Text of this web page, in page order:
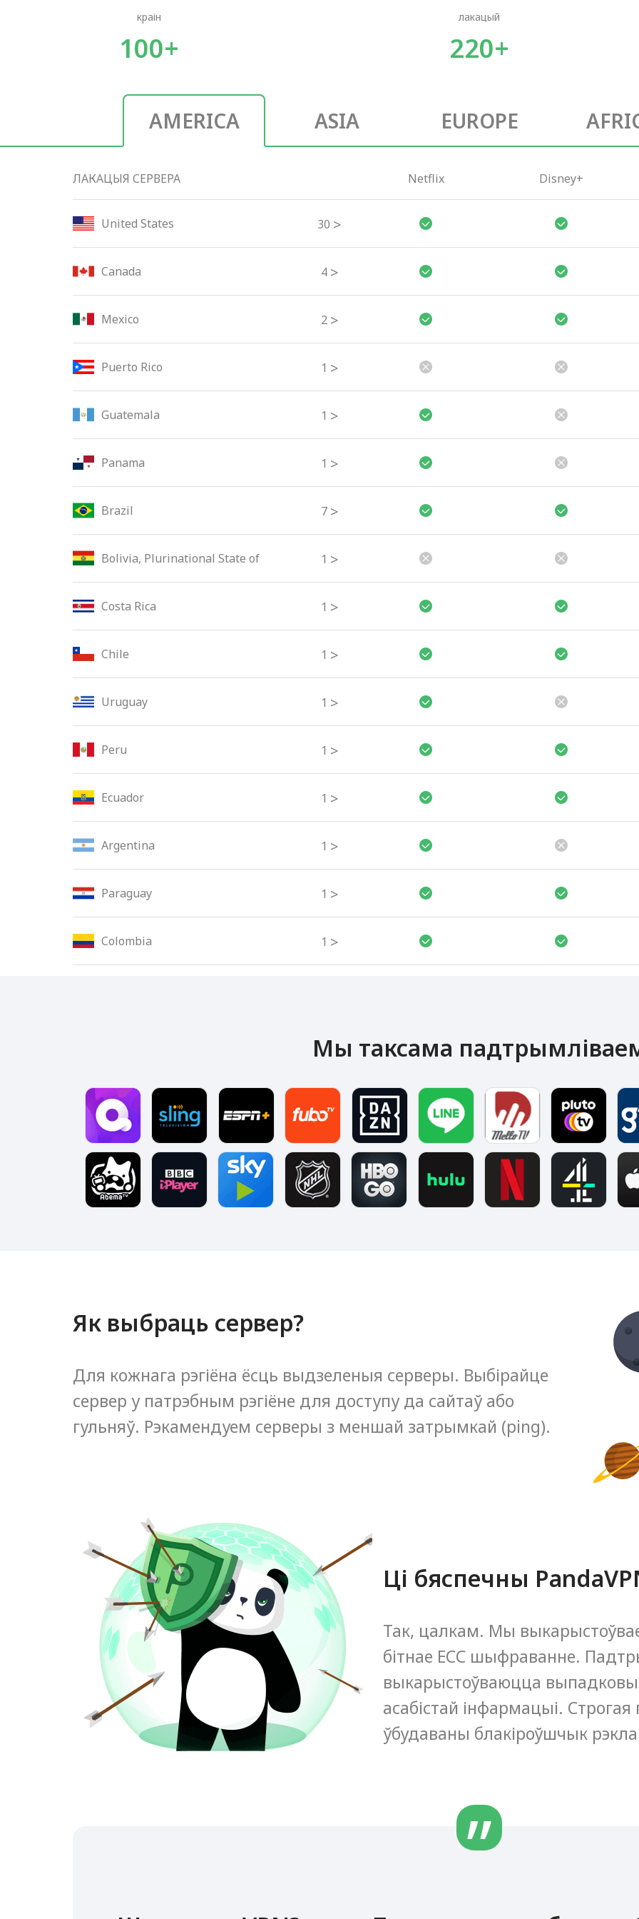
краін
100+
лакацый
220+
AMERICA ASIA EUROPE
ЛАКАЦЫЯ СЕРВЕРА Netflix Disney+
United States 30 >
Canada 4 >
Mexico 2 >
Puerto Rico 1 >
Guatemala 1 >
Panama 1 >
Brazil 7 >
Bolivia, Plurinational State of 1 >
Costa Rica 1 >
Chile 1 >
Uruguay 1 >
Peru 1 >
Ecuador 1 >
Argentina 1 >
Paraguay 1 >
Colombia 1 >
Мы таксама
Як выбраць сервер?
Для кожнага рэгіёна ёсць выдзеленыя серверы. Выбірайце
сервер у патрэбным рэгіёне для доступу да сайтаў або
гульняў. Рэкамендуем серверы з меншай затрымкай (ping).
Ці бяспечны
Так, цалкам. Мы
бітнае ECC шыфраванне.
выкарыстоўваюцца
асабістай інфармацыі. Строгая
ўбудаваны блакіроўшчык